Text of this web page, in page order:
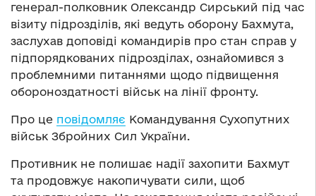
генерал-полковник Олександр Сирський під час
візиту підрозділів, які ведуть оборону Бахмута,
заслухав доповіді командирів про стан справ у
підпорядкованих підрозділах, ознайомився з
проблемними питаннями щодо підвищення
обороноздатності військ на лінії фронту.
Про це повідомляє Командування Сухопутних
військ Збройних Сил України.
Противник не полишає надії захопити Бахмут
та продовжує накопичувати сили, щоб